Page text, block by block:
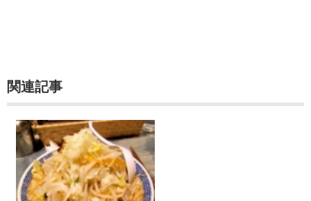
関連記事